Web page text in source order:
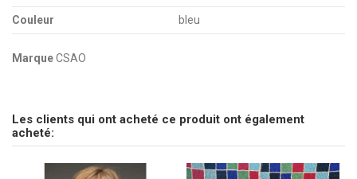
Couleur bleu
MarqueCSAO
Soyez le premier à poser une question sur ce produit !
Les clients qui ont acheté ce produit ont également
acheté: